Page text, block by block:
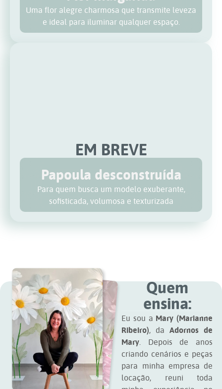
Uma flor alegre charmosa que transmite leveza
e ideal para iluminar qualquer espaço.
EM BREVE
Papoula desconstruída
Para quem busca um modelo exuberante,
sofisticada, volumosa e texturizada
Quem
ensina:
Eu sou a Mary (Marianne
Ribeiro), daAdornos de
Mary . Depois de anos
criando cenários e peças
para minha empresa de
locação, reuni toda